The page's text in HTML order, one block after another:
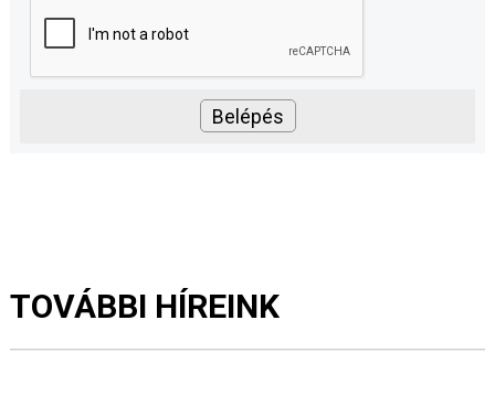
TOVÁBBI HÍREINK